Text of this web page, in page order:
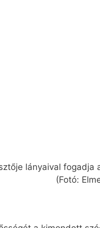
lányaival fogadja
(Fotó: